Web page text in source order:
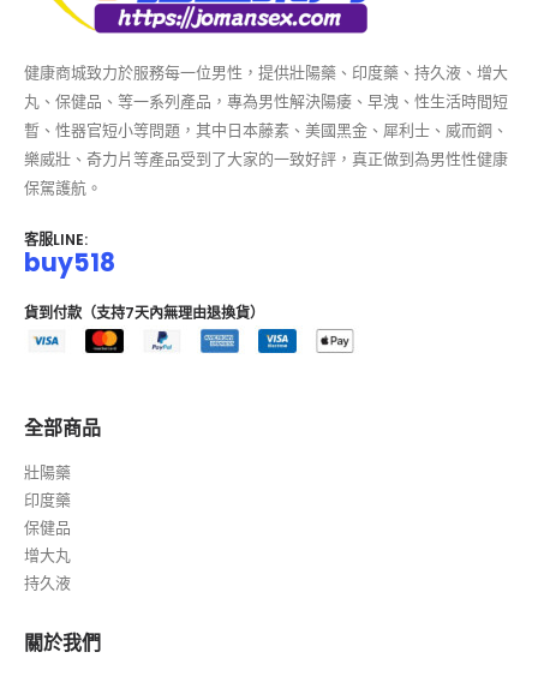
健康商城致力於服務每一位男性，提供壯陽藥、印度藥、持久液、增大
丸、保健品、等一系列產品，專為男性解決陽痿、早洩、性生活時間短
暫、性器官短小等問題，其中日本藤素、美國黑金、犀利士、威而鋼、
樂威壯、奇力片等產品受到了大家的一致好評，真正做到為男性性健康
保駕護航。
客服LINE:
buy518
貨到付款（支持7天內無理由退換貨）
全部商品
壯陽藥
印度藥
保健品
增大丸
持久液
關於我們